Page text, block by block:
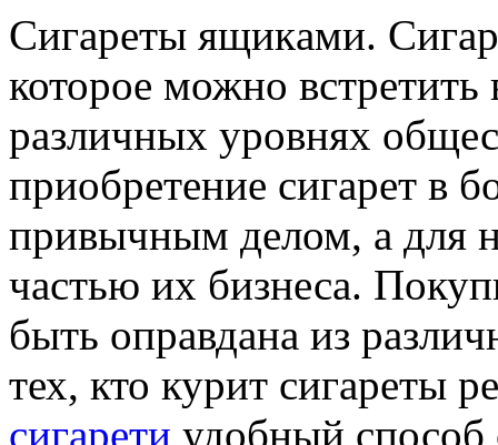
Сигaрeты ящикaми.
которое можно
различных уровнях
приобретение сигарет в
привычным делом, а для
частью их бизнеса.
быть оправдана из
тех, кто курит сигареты
сигарети удобный способ